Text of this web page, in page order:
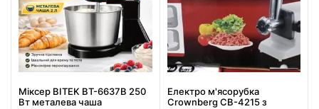
Міксер BITEK BT-6637B 250
Вт металева чаша
Електро м'ясорубка
Crownberg CB-4215 з